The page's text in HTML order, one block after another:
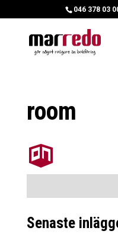
046 378 03
room
Senaste